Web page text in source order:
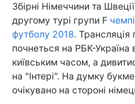
Збірні Німеччини та
другому турі групи F
футболу 2018. Трансляція
почнеться на РБК-Україна
київським часом, а
на "Інтері". На думку
очікувано на стороні